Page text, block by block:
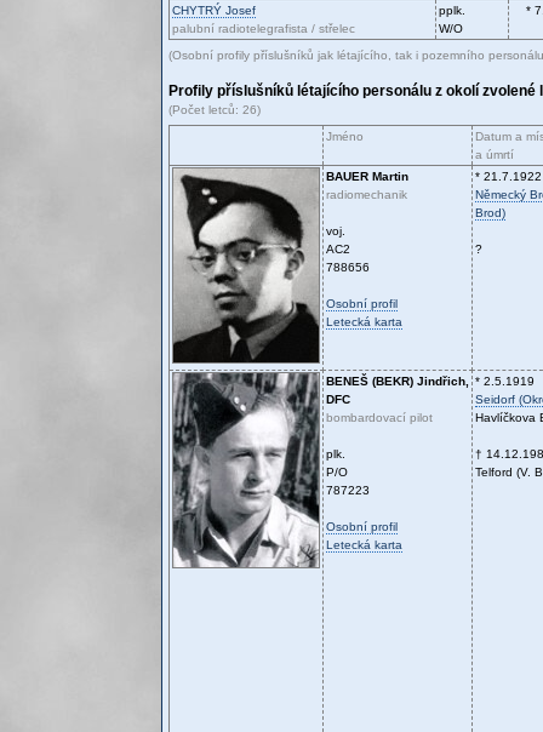
CHYTRÝ Josef
palubní radiotelegrafista / střelec
pplk.
W/O
*
(Osobní profily příslušníků jak létajícího, tak i pozemního
Profily příslušníků létajícího personálu z okolí zvolené
(Počet letců: 26)
Jméno
Datum a
a úmrtí
BAUER Martin
radiomechanik
voj.
AC2
788656
Osobní profil
Letecká karta
* 21.7.1922
Německý
Brod)
?
BENEŠ (BEKR) Jindřich,
DFC
bombardovací pilot
plk.
P/O
787223
Osobní profil
Letecká karta
* 2.5.1919
Seidorf
Havlíčkova
†
Telford (V.